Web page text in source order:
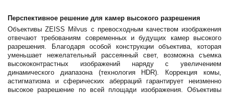
Перспективное решение для камер высокого разрешения
Объективы ZEISS Milvus с превосходным качеством изображения
отвечают требованиям современных и будущих камер высокого
разрешения. Благодаря особой конструкции объектива, которая
уменьшает нежелательный рассеянный свет, возможна съемка
высококонтрастных изображений наряду с увеличением
динамического диапазона (технология HDR). Коррекция комы,
астигматизма и сферических аберраций гарантирует неизменно
высокое разрешение по всей площади изображения. Объективы